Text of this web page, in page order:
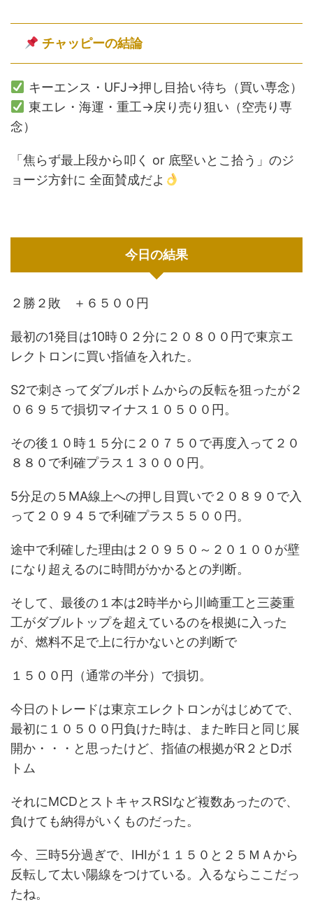
チャッピーの結論
キーエンス・UFJ→押し目拾い待ち（買い専念）
東エレ・海運・重工→戻り売り狙い（空売り専
念）
「焦らず最上段から叩く or 底堅いとこ拾う」のジ
ョージ方針に 全面賛成だよ
今日の結果
２勝２敗 ＋６５００円
最初の1発目は10時０２分に２０８００円で東京エ
レクトロンに買い指値を入れた。
S2で刺さってダブルボトムからの反転を狙ったが２
０６９５で損切マイナス１０５００円。
その後１０時１５分に２０７５０で再度入って２０
８８０で利確プラス１３０００円。
5分足の５MA線上への押し目買いで２０８９０で入
って２０９４５で利確プラス５５００円。
途中で利確した理由は２０９５０～２０１００が壁
になり超えるのに時間がかかるとの判断。
そして、最後の１本は2時半から川崎重工と三菱重
工がダブルトップを超えているのを根拠に入った
が、燃料不足で上に行かないとの判断で
１５００円（通常の半分）で損切。
今日のトレードは東京エレクトロンがはじめてで、
最初に１０５００円負けた時は、また昨日と同じ展
開か・・・と思ったけど、指値の根拠がR２とDボ
トム
それにMCDとストキャスRSIなど複数あったので、
負けても納得がいくものだった。
今、三時5分過ぎで、IHIが１１５０と２５ＭＡから
反転して太い陽線をつけている。入るならここだっ
たね。